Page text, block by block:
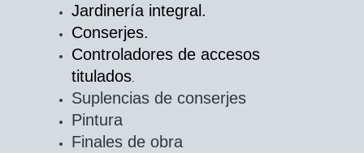
Jardinería integral.
Conserjes.
Controladores de accesos
titulados
Suplencias de conserjes
Pintura
Finales de obra